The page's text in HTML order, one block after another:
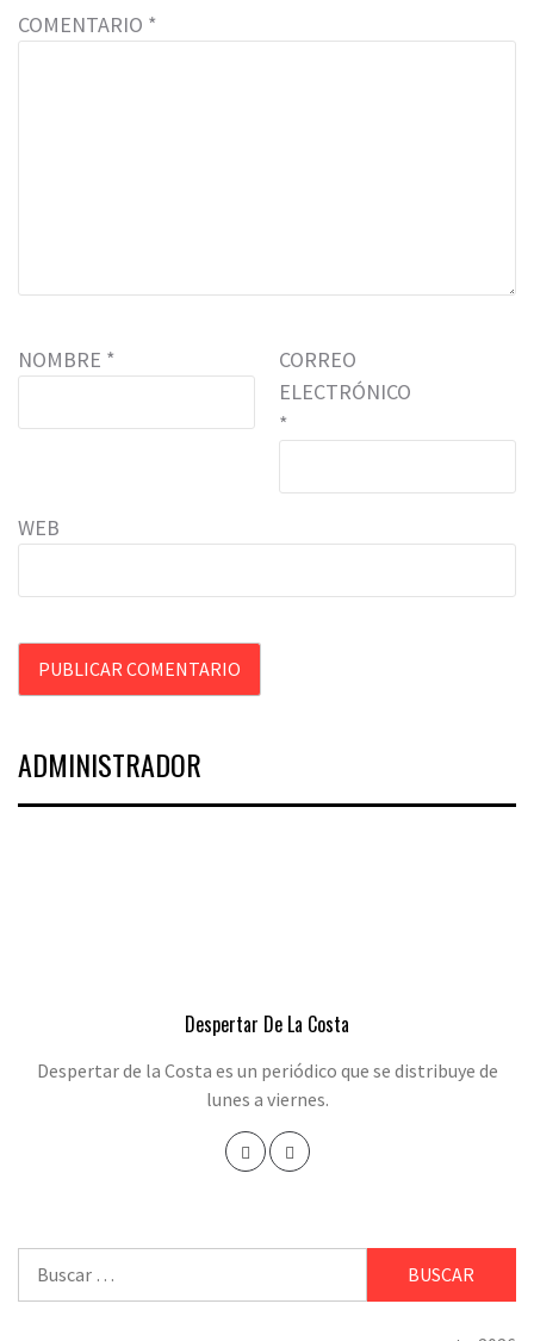
COMENTARIO *
NOMBRE *
CORREO
ELECTRÓNICO
*
WEB
ADMINISTRADOR
Despertar De La Costa
Despertar de la Costa es un periódico que se distribuye de
lunes a viernes.